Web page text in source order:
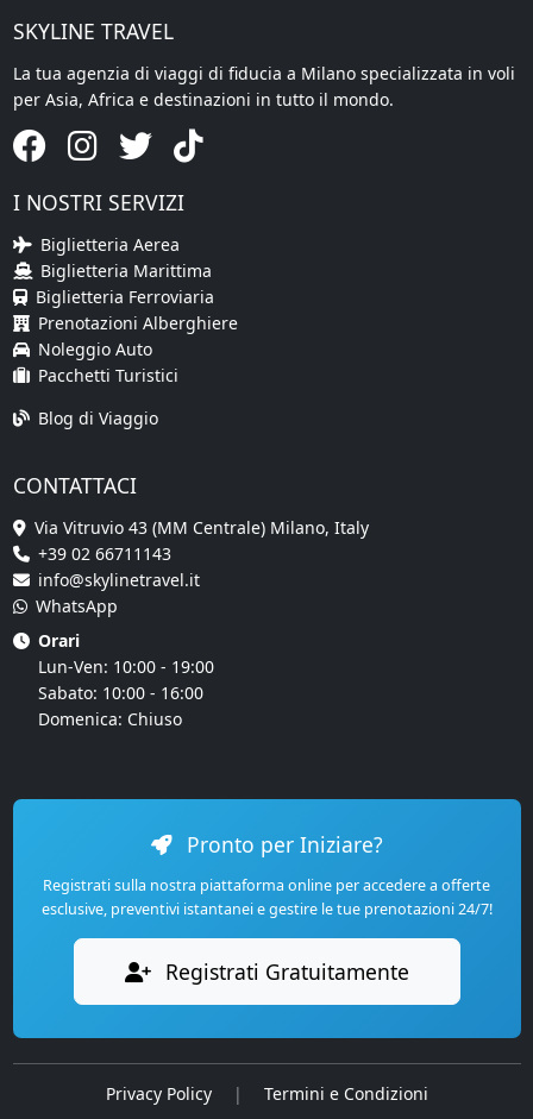
SKYLINE TRAVEL
La tua agenzia di viaggi di fiducia a Milano specializzata in voli
per Asia, Africa e destinazioni in tutto il mondo.
I NOSTRI SERVIZI
Biglietteria Aerea
Biglietteria Marittima
Biglietteria Ferroviaria
Prenotazioni Alberghiere
Noleggio Auto
Pacchetti Turistici
Blog di Viaggio
CONTATTACI
Via Vitruvio 43 (MM Centrale) Milano, Italy
+39 02 66711143
info@skylinetravel.it
WhatsApp
Orari
Lun-Ven: 10:00 - 19:00
Sabato: 10:00 - 16:00
Domenica: Chiuso
Pronto per Iniziare?
Registrati sulla nostra piattaforma online per accedere a offerte
esclusive, preventivi istantanei e gestire le tue prenotazioni 24/7!
Registrati Gratuitamente
Privacy Policy |
Termini e Condizioni